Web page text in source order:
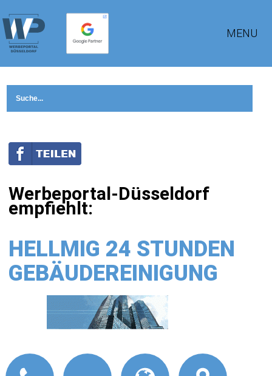
MENU
Werbeportal-Düsseldorf
empfiehlt:
HELLMIG 24 STUNDEN
GEBÄUDEREINIGUNG